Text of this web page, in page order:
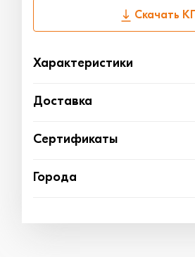
Скачать КП
Характеристики
Доставка
Сертификаты
Города